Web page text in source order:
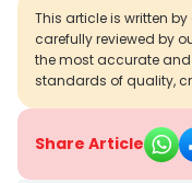
This article is written
carefully reviewed by
the most accurate
standards of quality,
Share Article